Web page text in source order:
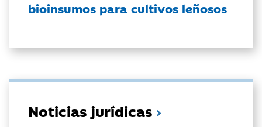
bioinsumos para cultivos leñosos
Noticias jurídicas